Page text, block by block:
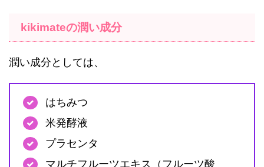
kikimateの潤い成分
潤い成分としては、
はちみつ
米発酵液
プラセンタ
マルチフルーツエキス（フルーツ酸